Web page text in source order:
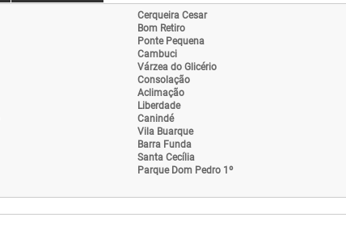
Cerqueira Cesar
Bom Retiro
Ponte Pequena
Cambuci
Várzea do Glicério
Consolação
Aclimação
Liberdade
Canindé
Vila Buarque
Barra Funda
Santa Cecília
Parque Dom Pedro 1º